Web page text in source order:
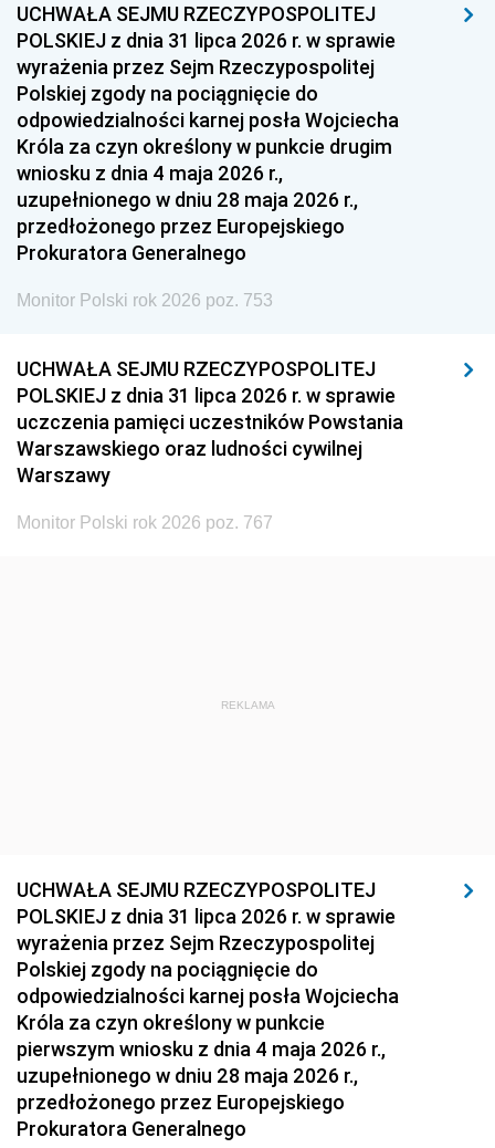
1954 1953 1952
1951 1950 1949
1948 1947
1939 1938 1937
1936 1930
UCHWAŁA SEJMU RZECZYPOSPOLITEJ
POLSKIEJ z dnia 31 lipca 2026 r. w sprawie
wyrażenia przez Sejm Rzeczypospolitej
Polskiej zgody na pociągnięcie do
odpowiedzialności karnej posła Wojciecha
Króla za czyn określony w punkcie drugim
wniosku z dnia 4 maja 2026 r.,
uzupełnionego w dniu 28 maja 2026 r.,
przedłożonego przez Europejskiego
Prokuratora Generalnego
Monitor Polski rok 2026 poz. 753
UCHWAŁA SEJMU RZECZYPOSPOLITEJ
POLSKIEJ z dnia 31 lipca 2026 r. w sprawie
uczczenia pamięci uczestników Powstania
Warszawskiego oraz ludności cywilnej
Warszawy
Monitor Polski rok 2026 poz. 767
REKLAMA
UCHWAŁA SEJMU RZECZYPOSPOLITEJ
POLSKIEJ z dnia 31 lipca 2026 r. w sprawie
wyrażenia przez Sejm Rzeczypospolitej
Polskiej zgody na pociągnięcie do
odpowiedzialności karnej posła Wojciecha
Króla za czyn określony w punkcie
pierwszym wniosku z dnia 4 maja 2026 r.,
uzupełnionego w dniu 28 maja 2026 r.,
przedłożonego przez Europejskiego
Prokuratora Generalnego